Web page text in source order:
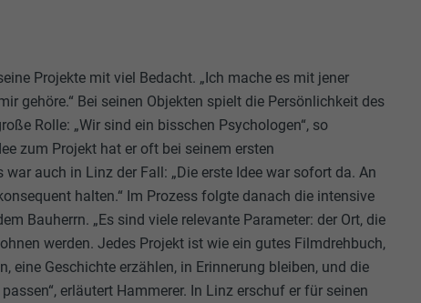
Projekte mit viel Bedacht. „Ich mache es mit jener
gehöre.“ Bei seinen Objekten spielt die Persönlichkeit des
Rolle: „Wir sind ein bisschen Psychologen“, so
zum Projekt hat er oft bei seinem ersten
war auch in Linz der Fall: „Die erste Idee war sofort da. An
halten.“ Im Prozess folgte danach die intensive
Bauherrn. „Es sind viele relevante Parameter: der Ort, die
werden. Jedes Projekt ist wie ein gutes Filmdrehbuch,
eine Geschichte erzählen, in Erinnerung bleiben, und die
erläutert Hammerer. In Linz erschuf er für seinen